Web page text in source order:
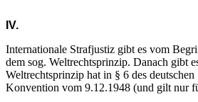
IV.
Internationale Strafjustiz gibt es vom
dem sog. Weltrechtsprinzip. Danach gibt
Weltrechtsprinzip hat in § 6 des
Konvention vom 9.12.1948 (und gilt nur